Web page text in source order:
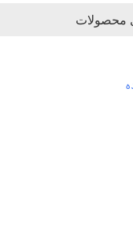
محصولات